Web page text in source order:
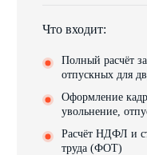
Что входит:
Полный расчёт
отпускных для
Оформление
увольнение,
Расчёт НДФЛ и
труда (ФОТ)